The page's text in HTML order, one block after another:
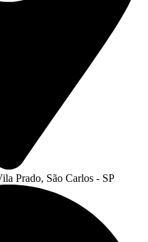
Prado, São Carlos - SP